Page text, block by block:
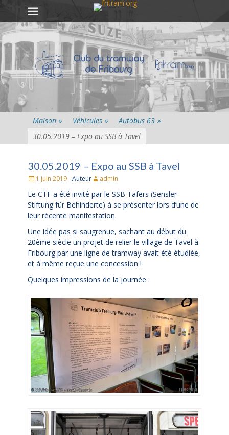
Passer
contenu
Premier menu
Maison » Véhicules » Autobus 63 »
30.05.2019 – Expo au SSB à Tavel
30.05.2019 – Expo au SSB à Tavel
Posté1 juin 2019 Auteur admin
Le CTF a été invité par le SSB Tafers (Sensler
Stiftung für Behinderte) à se présenter lors d’une de
leur récente manifestation.
Une idée pas si saugrenue, sachant au début du
20ème siècle un projet de relier le village de Tavel à
Fribourg par une ligne de tramway avait été étudiée,
et à même reçue une concession !
Quelques impressions de la journée :